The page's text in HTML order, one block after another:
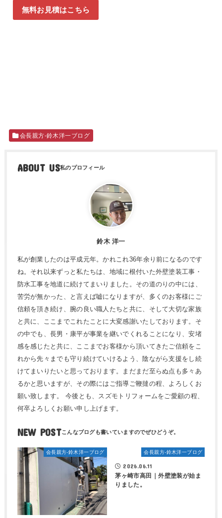
無料お見積はこちら
会長親方-鈴木洋一ブログ
ABOUT US
鈴木 洋一
私が創業したのは平成元年。かれこれ36年余り前になるのです
ね。それ以来ずっと私たちは、地域に根付いた外壁塗装工事・
防水工事を地道に続けてまいりました。その道のりの中には、
苦労が無かった、と言えば嘘になりますが、多くのお客様にご
信頼を頂き続け、腕の良い職人たちと共に、そして大切な家族
と共に、ここまでこれたことに大変感謝いたしております。そ
の中でも、長男・康平が事業を継いでくれることになり、安堵
感を感じたと共に、ここまでお客様から頂いてきたご信頼をこ
れから先々までも守り続けていけるよう、陰ながら支援をし続
けてまいりたいと思っております。まだまだ至らぬ点も多々あ
るかと思いますが、その際にはご指導ご鞭撻の程、よろしくお
願い致します。 今後とも、スズモトリフォームをご愛顧の程、
何卒よろしくお願い申し上げます。
NEW POST
会長親方-鈴木洋一ブログ 会長親方-鈴木洋一ブログ
2026.06.11
茅ヶ崎市高田｜外壁塗装が始ま
りました。